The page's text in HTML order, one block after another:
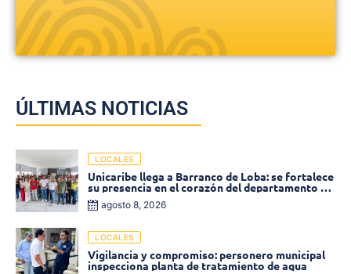
ÚLTIMAS NOTICIAS
LOCALES
Unicaribe llega a Barranco de Loba: se fortalece
su presencia en el corazón del departamento de
Bolívar
agosto 8, 2026
LOCALES
Vigilancia y compromiso: personero municipal
inspecciona planta de tratamiento de agua